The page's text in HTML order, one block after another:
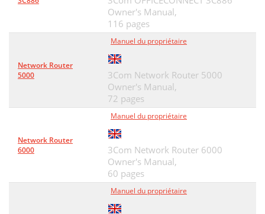
Owner's Manual,
116 pages
Network Router
5000
Manuel du propriétaire
3Com Network Router 5000
Owner's Manual,
72 pages
Network Router
6000
Manuel du propriétaire
3Com Network Router 6000
Owner's Manual,
60 pages
Manuel du propriétaire